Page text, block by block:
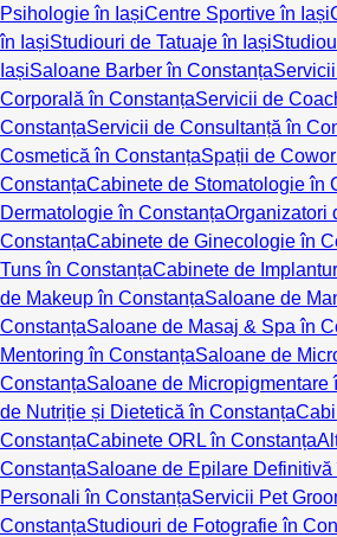
Psihologie în IașiCentre Sportive în Iași
în IașiStudiouri de Tatuaje în Iași
IașiSaloane Barber în Constanța
Corporală în ConstanțaServicii de
ConstanțaServicii de Consultanță în
Cosmetică în ConstanțaSpații de
ConstanțaCabinete de Stomatologie în
Dermatologie în ConstanțaOrganizatori
ConstanțaCabinete de Ginecologie în
Tuns în ConstanțaCabinete de
de Makeup în ConstanțaSaloane de
ConstanțaSaloane de Masaj & Spa în
Mentoring în ConstanțaSaloane de
ConstanțaSaloane de Micropigmentare
de Nutriție și Dietetică în Constanța
ConstanțaCabinete ORL în Constanța
ConstanțaSaloane de Epilare Definitivă
Personali în ConstanțaServicii Pet
ConstanțaStudiouri de Fotografie în